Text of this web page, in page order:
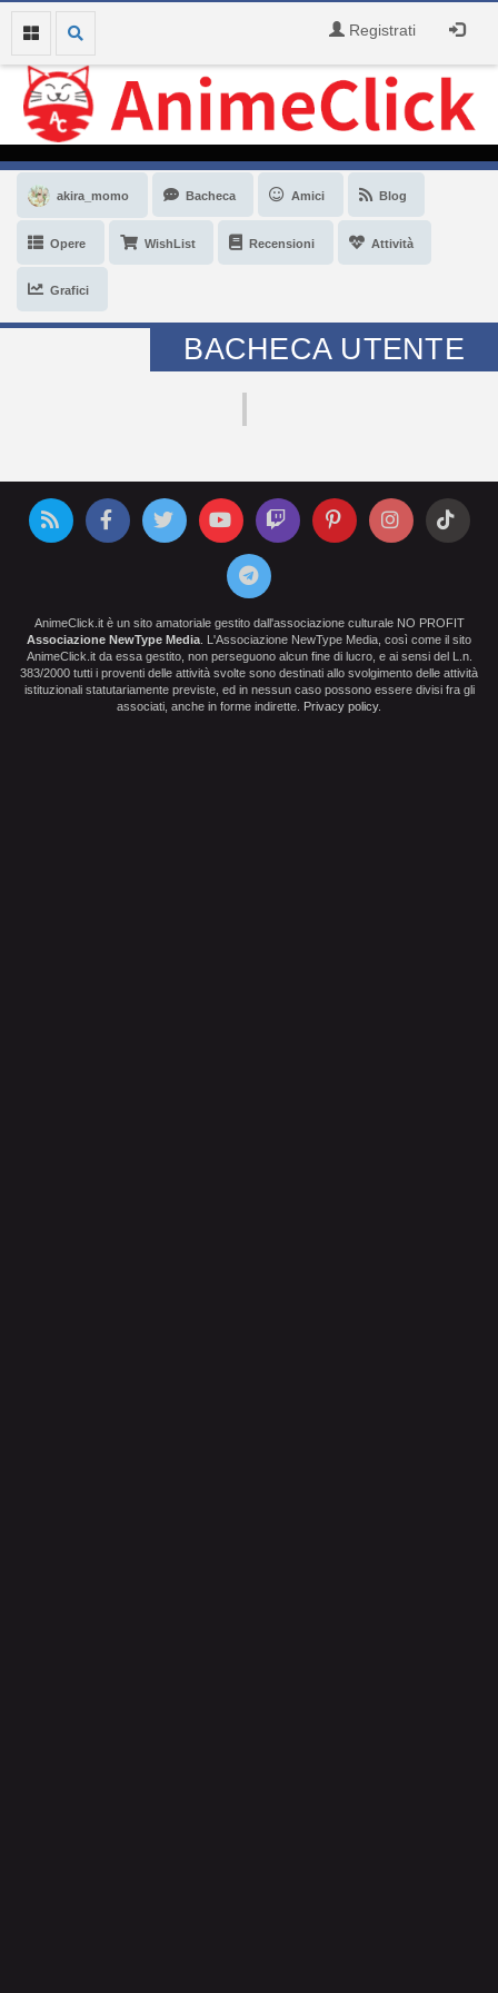
Registrati
akira_momo Bacheca Amici Blog
Opere WishList Recensioni Attività
Grafici
BACHECA UTENTE
AnimeClick.it è un sito amatoriale gestito dall'associazione culturale NO PROFIT
Associazione NewType Media . L'Associazione NewType Media, così come il sito
AnimeClick.it da essa gestito, non perseguono alcun fine di lucro, e ai sensi del L.n.
383/2000 tutti i proventi delle attività svolte sono destinati allo svolgimento delle attività
istituzionali statutariamente previste, ed in nessun caso possono essere divisi fra gli
associati, anche in forme indirette. Privacy policy.